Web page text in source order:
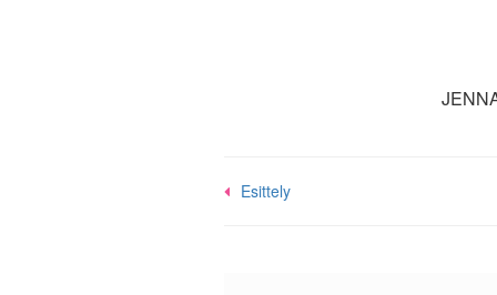
Post
Esittely